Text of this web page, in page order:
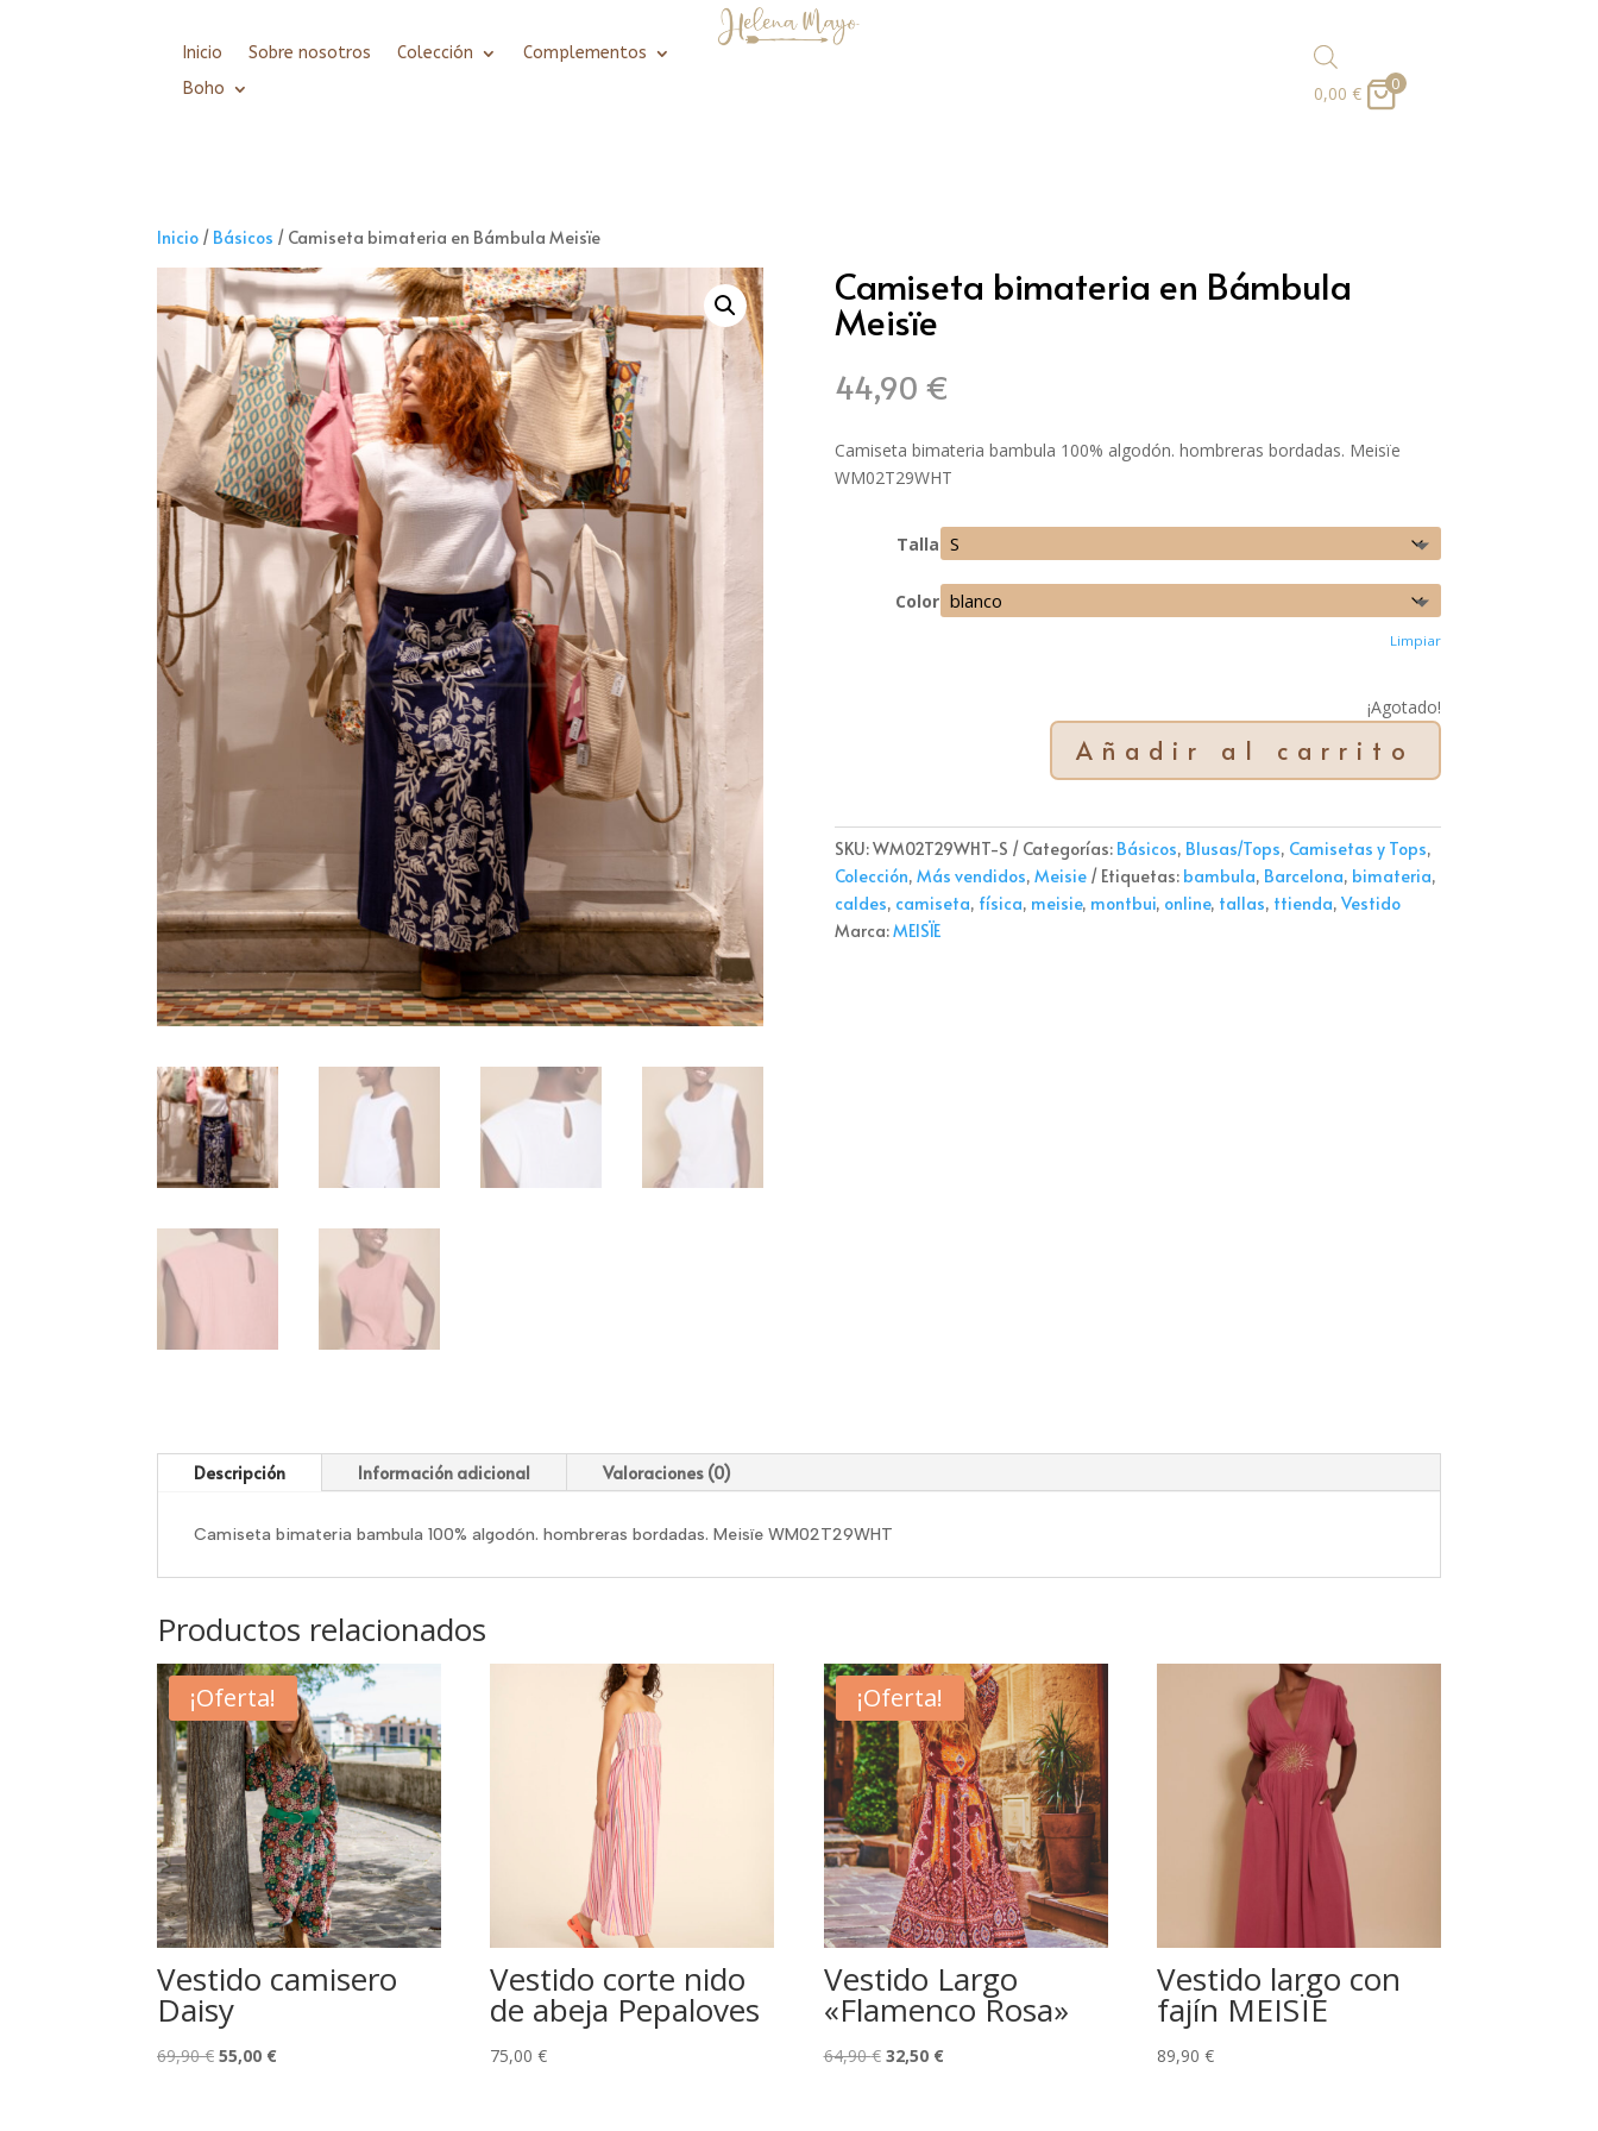
Inicio Sobre nosotros Colección
Complementos
Boho
0,00 € 0
Inicio / Básicos / Camiseta bimateria en Bámbula Meisïe
Camiseta bimateria en Bámbula
Meisïe
44,90 €
Camiseta bimateria bambula 100% algodón. hombreras bordadas. Meisïe
WM02T29WHT
Talla
Color
Limpiar
¡Agotado!
Camiseta
Bámbula
Meisïe
cantidad
Añadir al carrito
SKU:WM02T29WHT-S Categorías: Básicos, Blusas/Tops, Camisetas y Tops,
Colección, Más vendidos, Meisie Etiquetas: bambula, Barcelona, bimateria,
caldes, camiseta, física, meisie, montbui, online, tallas, ttienda, Vestido
Marca:MEISÏE
Descripción Información adicional Valoraciones (0)
Camiseta bimateria bambula 100% algodón. hombreras bordadas. Meisïe WM02T29WHT
Productos relacionados
¡Oferta!
Vestido camisero
Daisy
69,90€ El
55,00 €El
Vestido corte nido
de abeja Pepaloves
75,00€
¡Oferta!
Vestido Largo
«Flamenco Rosa»
64,90€ El
32,50 €El
Vestido largo con
fajín MEISÏE
89,90 €